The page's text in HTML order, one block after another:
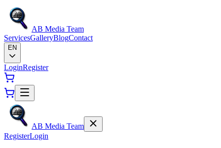
AB Media Team
ServicesGalleryBlogContact
EN
LoginRegister
AB Media Team
RegisterLogin